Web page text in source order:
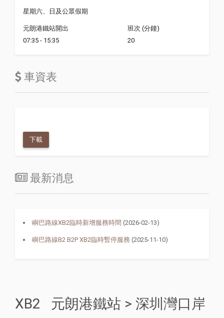
星期六、日及公眾假期
元朗港鐵站開出
班次 (分鐘)
07:35 - 15:35
20
車資表
下載
最新消息
嶼巴路線XB2臨時新增服務時間 (2026-02-13)
嶼巴路線B2 B2P XB2臨時暫停服務 (2025-11-10)
XB2 元朗港鐵站 > 深圳灣口岸